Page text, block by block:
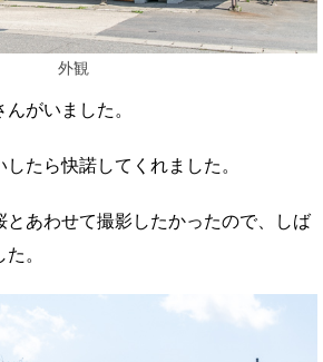
外観
がいました。
たら快諾してくれました。
とあわせて撮影したかったので、しば
。